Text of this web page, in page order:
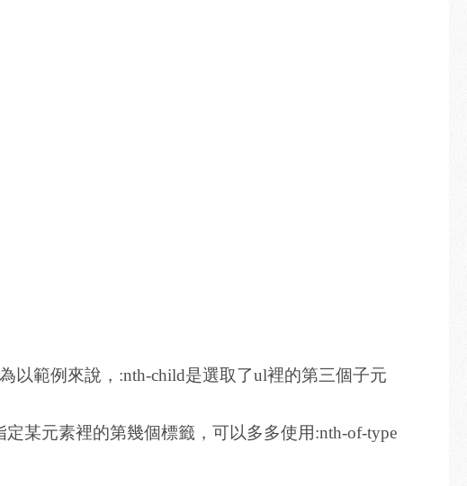
以範例來說，:nth-child是選取了ul裡的第三個子元
某元素裡的第幾個標籤，可以多多使用:nth-of-type